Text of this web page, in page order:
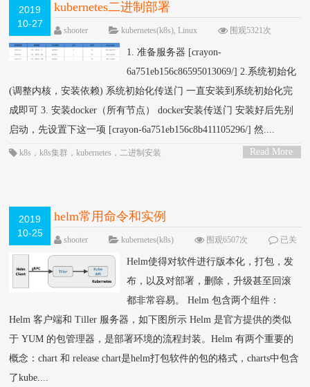
2019
10-27
kubernetes二进制部署
shooter kubernetes(k8s),Linux
围观5321次
已关闭评论
1. 准备服务器 [crayon-
6a751eb156c86595013069/] 2.系统初始化
(调整内核，安装依赖) 系统初始化传送门 一直安装到系统初始化完
成即可 3. 安装docker（所有节点） docker安装传送门 安装好后先别
启动，先设置下这一项 [crayon-6a751eb156c8b411105296/] 然....
Read More
k8s ，k8s集群 ，kubernetes ，二进制安装
2019
10-25
helm常用命令和实例
shooter kubernetes(k8s) 围观6507次
已关
Helm使得对软件进行版本化，打包，发
布，以及对部署，删除，升级甚至回滚
都非常容易。 Helm 包含两个组件：
Helm 客户端和 Tiller 服务器，如下图所示 Helm 是官方提供的类似
于 YUM 的包管理器，是部署环境的流程封装。Helm 有两个重要的
概念：chart 和 release chart是helm打包软件的包的格式，charts中包含
了kube....